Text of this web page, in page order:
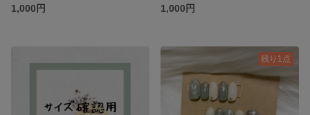
1,000円
1,000円
残り1点